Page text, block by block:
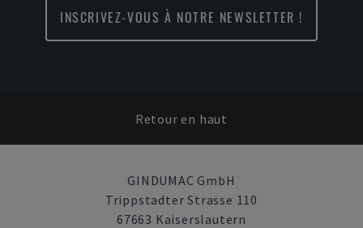
INSCRIVEZ-VOUS À NOTRE NEWSLETTER !
Retour en haut
GINDUMAC GmbH
Trippstadter Strasse 110
67663 Kaiserslautern